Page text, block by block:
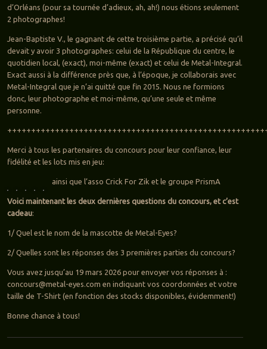
d’Orléans (pour sa tournée d’adieux, ah, ah!) nous étions seulement
2 photographes!
Jean-Baptiste V., le gagnant de cette troisième partie, a précisé qu’il
devait y avoir 3 photographes: celui de la République du centre, le
quotidien local, (exact), moi-même (exact) et celui de Metal-Integral.
Exact aussi à la différence près que, à l’époque, je collaborais avec
Metal-Integral que je n’ai quitté que fin 2015. Nous ne formions
donc, leur photographe et moi-même, qu’une seule et même
personne.
Merci à tous les partenaires du concours pour leur confiance, leur
fidélité et les lots mis en jeu:
ainsi que l’asso Crick For Zik et le groupe PrismA
Voici maintenant les deux dernières questions du concours, et c’est
cadeau:
1/ Quel est le nom de la mascotte de Metal-Eyes?
2/ Quelles sont les réponses des 3 premières parties du concours?
Vous avez jusqu’au 19 mars 2026 pour envoyer vos réponses à :
concours@metal-eyes.com en indiquant vos coordonnées et votre
taille de T-Shirt (en fonction des stocks disponibles, évidemment!)
Bonne chance à tous!